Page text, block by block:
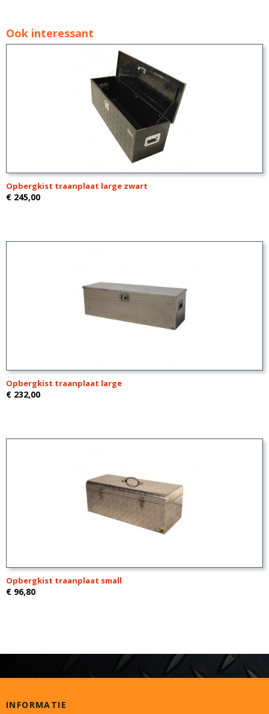
Ook interessant
Opbergkist traanplaat large zwart
€ 245,00
Opbergkist traanplaat large
€ 232,00
Opbergkist traanplaat small
€ 96,80
INFORMATIE